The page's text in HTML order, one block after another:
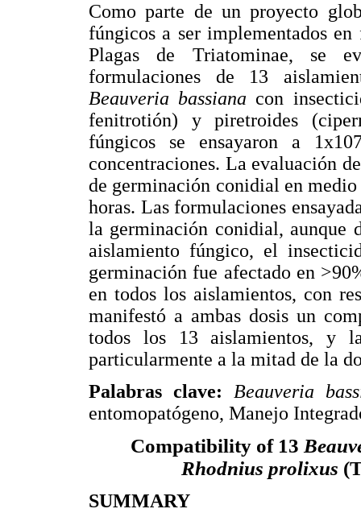
Como parte de un proyecto
fúngicos a ser implementados
Plagas de Triatominae, se
formulaciones de 13
Beauveria bassiana con
fenitrotión) y piretroides
fúngicos se ensayaron a
concentraciones. La evaluación
de germinación conidial en medio
horas. Las formulaciones
la germinación conidial, aunque
aislamiento fúngico, el
germinación fue afectado en
en todos los aislamientos, con
manifestó a ambas dosis un
todos los 13 aislamientos, y
particularmente a la mitad de la
Palabras clave: Beauveria
entomopatógeno, Manejo
Compatibility of 13
Rhodnius prolixus
SUMMARY